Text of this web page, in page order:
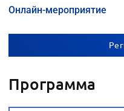
Онлайн-мероприятие
Программа